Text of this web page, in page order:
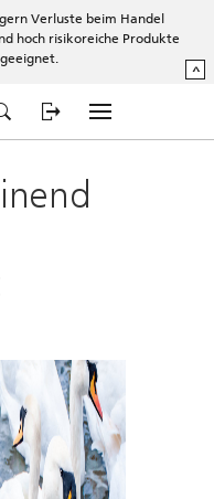
Verluste beim Handel
hoch risikoreiche Produkte
^